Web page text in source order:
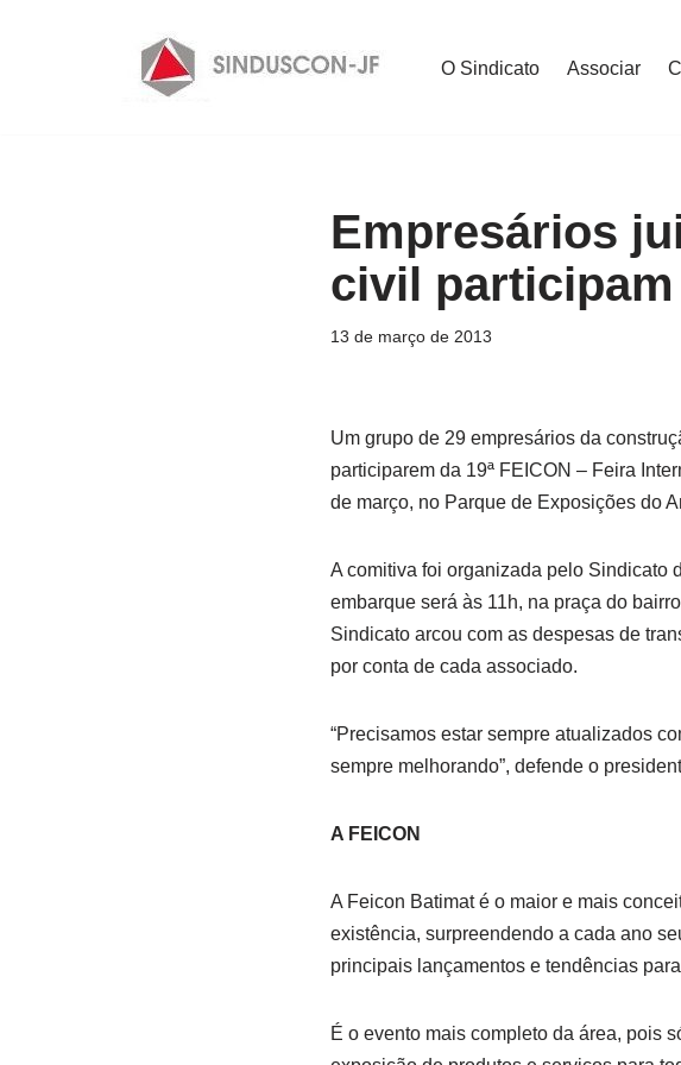
O Sindicato Associar
Empresários
civil
13 de março de 2013
Um grupo de 29 empresários da
participarem da 19ª FEICON – Feira
de março, no Parque de Exposições do
A comitiva foi organizada pelo Sindicato
embarque será às 11h, na praça do
Sindicato arcou com as despesas de
por conta de cada associado.
“Precisamos estar sempre atualizados
sempre melhorando”, defende o
A FEICON
A Feicon Batimat é o maior e mais
existência, surpreendendo a cada ano
principais lançamentos e tendências
É o evento mais completo da área, pois